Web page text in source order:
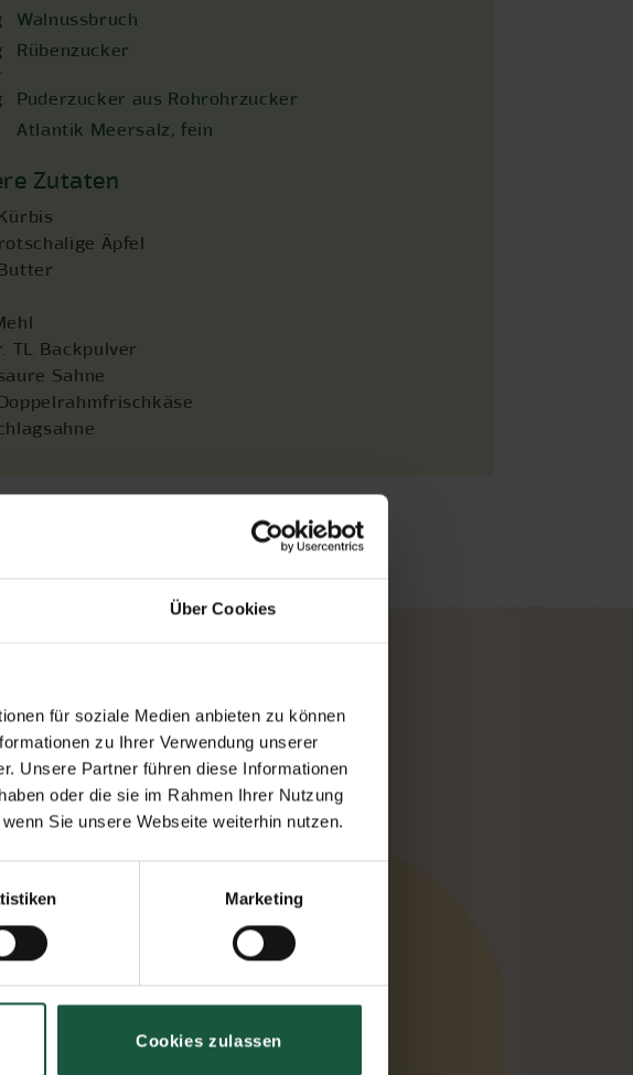
Über Cookies
für soziale Medien anbieten zu können
zu Ihrer Verwendung unserer
Unsere Partner führen diese Informationen
oder die sie im Rahmen Ihrer Nutzung
Sie unsere Webseite weiterhin nutzen.
Marketing
Cookies zulassen
Walnussbruch
Rübenzucker
Puderzucker aus Rohrohrzucker
Atlantik Meersalz, fein
Zutaten
Äpfel
TL Backpulver
Sahne
Rezept herunterladen